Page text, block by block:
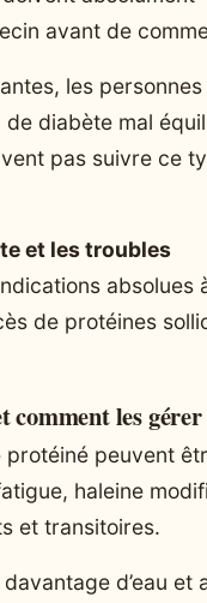
avant de
les personnes
de diabète mal
pas suivre ce
et les troubles
absolues
de protéines
comment les gérer
protéiné peuvent
haleine
et transitoires.
d’eau et